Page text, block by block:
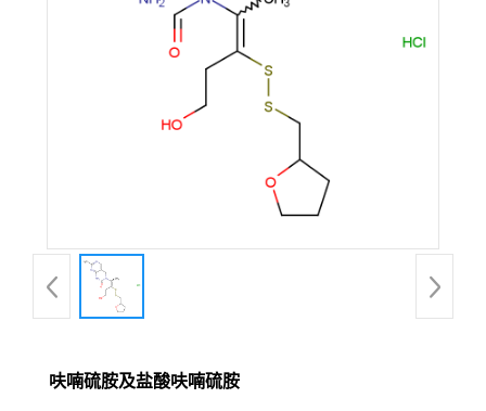
呋喃硫胺及盐酸呋喃硫胺